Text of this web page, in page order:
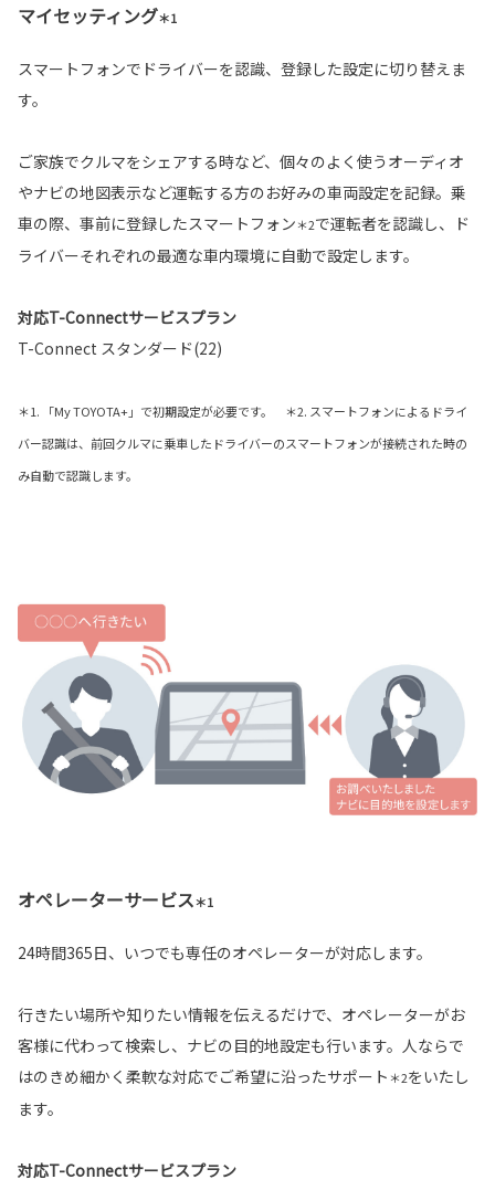
マイセッティング＊1
スマートフォンでドライバーを認識、登録した設定に切り替えま
す。
ご家族でクルマをシェアする時など、個々のよく使うオーディオ
やナビの地図表示など運転する方のお好みの車両設定を記録。乗
車の際、事前に登録したスマートフォン＊2で運転者を認識し、ド
ライバーそれぞれの最適な車内環境に自動で設定します。
対応T-Connectサービスプラン
T-Connect スタンダード(22)
＊1. 「My TOYOTA+」で初期設定が必要です。 ＊2. スマートフォンによるドライ
バー認識は、前回クルマに乗車したドライバーのスマートフォンが接続された時の
み自動で認識します。
オペレーターサービス＊1
24時間365日、いつでも専任のオペレーターが対応します。
行きたい場所や知りたい情報を伝えるだけで、オペレーターがお
客様に代わって検索し、ナビの目的地設定も行います。人ならで
はのきめ細かく柔軟な対応でご希望に沿ったサポート ＊2をいたし
ます。
対応T-Connectサービスプラン